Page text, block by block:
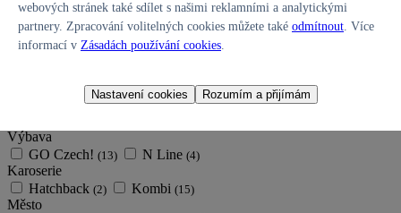
BAYON
i20 i30 INSTER(1) KONA
(17) SANTA FE Hybrid(2) SANTA FE Plug-in Hybrid
TUCSON(12)
6st. manuální(3) 7st. DCT(14)
Výbava
GO Czech! (13) N Line (4)
Karoserie
Hatchback (2) Kombi (15)
Město
webových stránek také sdílet s našimi reklamními a analytickými
partnery. Zpracování volitelných cookies můžete také odmítnout. Více
informací v Zásadách používání cookies.
Nastavení cookies Rozumím a přijímám